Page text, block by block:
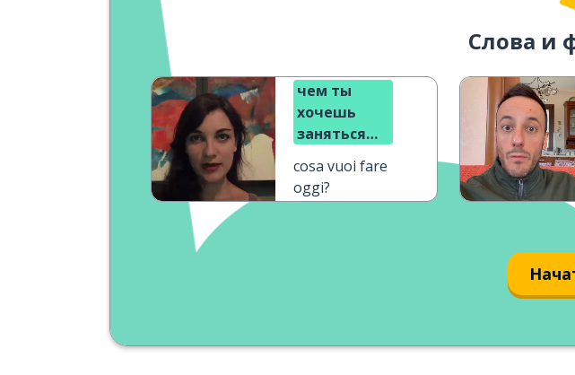
Слова и
чем ты
хочешь
заняться
cosa vuoi fare
oggi?